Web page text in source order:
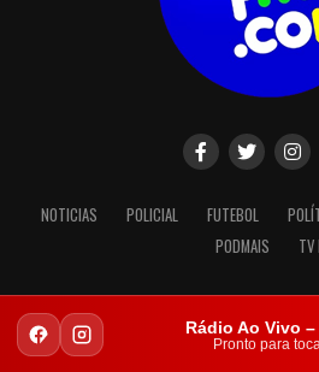
NOTICIAS POLICIAL FUTEBOL
PODMAIS
TV
Copyright © 2023. Todos os
Pronto para